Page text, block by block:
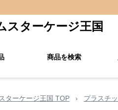
スターケージ王国
商品を検索
ターケージ王国 TOP › プラスチ